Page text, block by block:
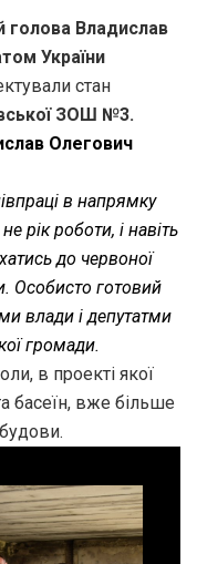
голова Владислав
України
стан
ЗОШ №3.
Олегович
в напрямку
рік роботи, і навіть
до червоної
Особисто готовий
влади і депутатми
громади.
в проекті якої
басеїн, вже більше